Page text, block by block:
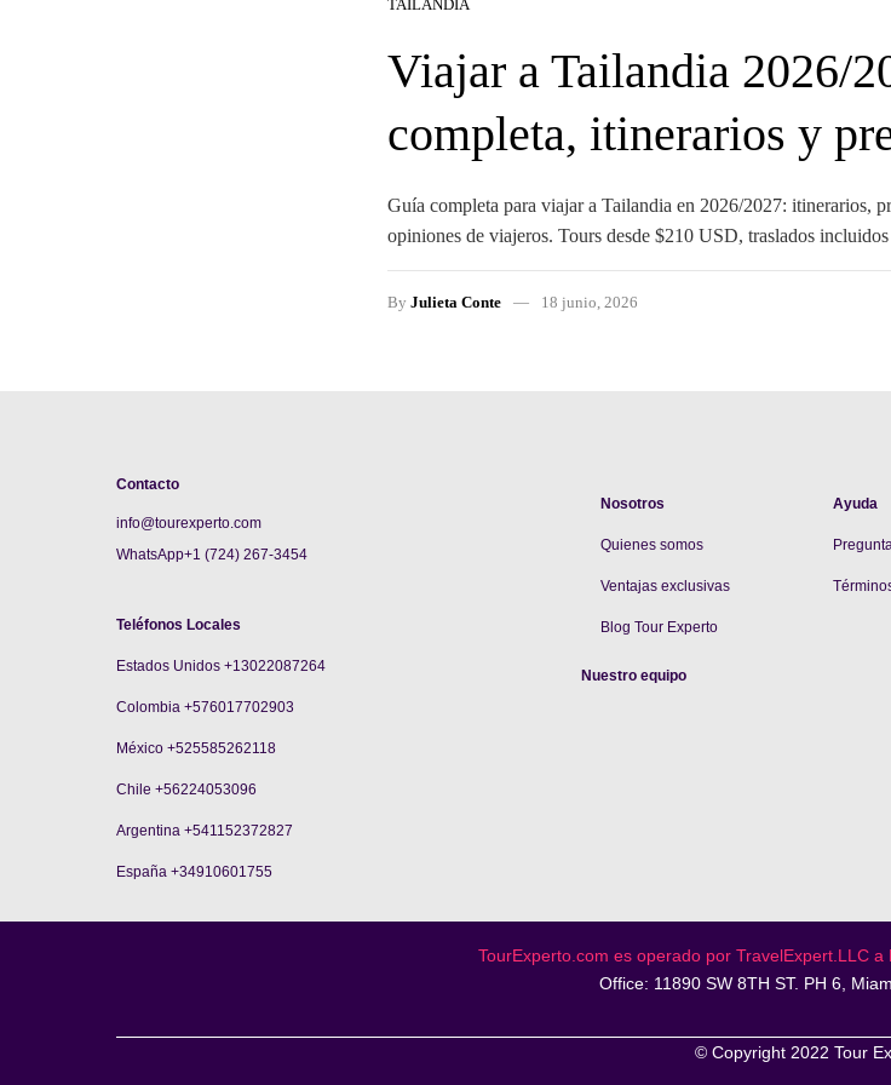
TAILANDIA
Viajar a Tailandia 2026/
completa, itinerarios y
Guía completa para viajar a Tailandia en 2026/2027: itinerarios,
opiniones de viajeros. Tours desde $210 USD, traslados
By Julieta Conte 18 junio, 2026
Contacto
info@tourexperto.com
WhatsApp+1 (724) 267-3454
Teléfonos Locales
Estados Unidos +13022087264
Colombia +576017702903
México +525585262118
Chile +56224053096
Argentina +541152372827
España +34910601755
Nosotros
Quienes somos
Ventajas exclusivas
Blog Tour Experto
Ayuda
Nuestro equipo
TourExperto.com es operado por TravelExpert.LLC
Office: 11890 SW 8TH ST. PH 6,
© Copyright 2022 Tour